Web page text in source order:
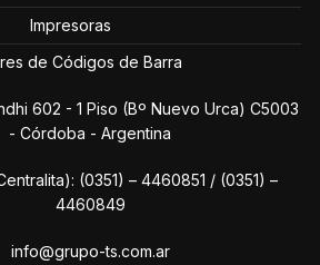
Impresoras
de Códigos de Barra
602 - 1 Piso (Bº Nuevo Urca) C5003
- Córdoba - Argentina
(0351) – 4460851 / (0351) –
4460849
info@grupo-ts.com.ar